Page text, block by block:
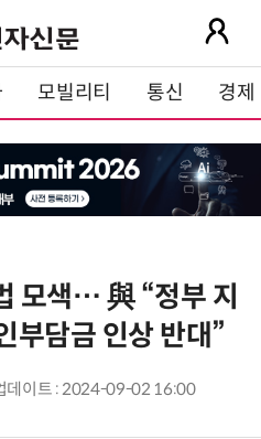
모빌리티 통신 경제
모색… 與 “정부 지
부담금 인상 반대”
데이트 : 2024-09-02 16:00